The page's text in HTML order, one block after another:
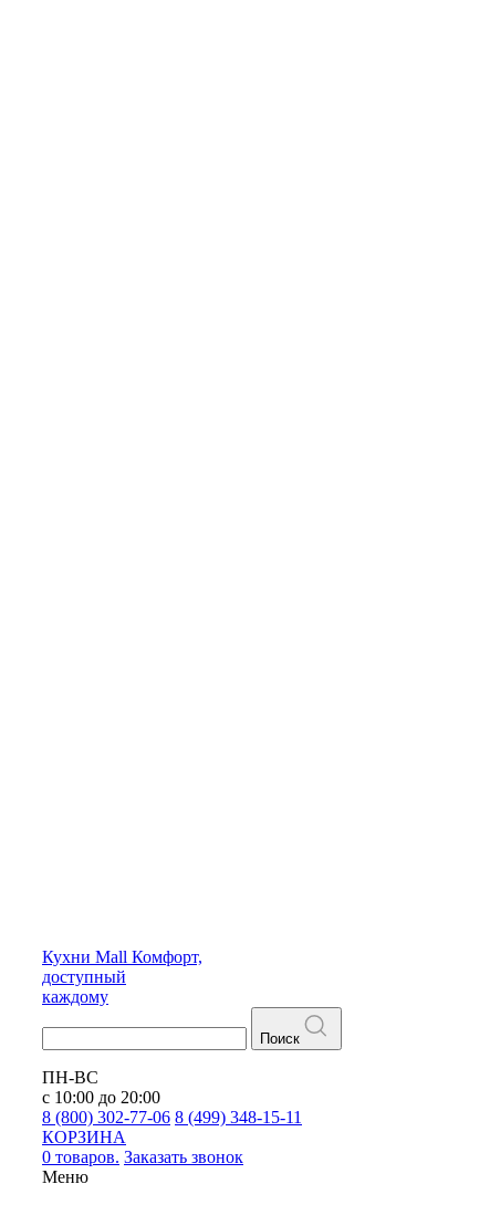
Кухни Mall Комфорт,
доступный
каждому
Поиск
ПН-ВС
с 10:00 до 20:00
8 (800) 302-77-06 8 (499) 348-15-11
КОРЗИНА
0 товаров. Заказать звонок
Меню